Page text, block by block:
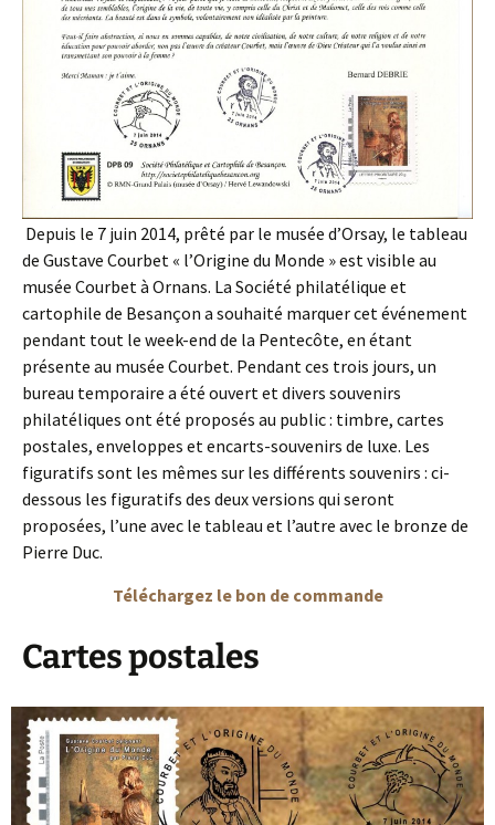
Depuis le 7 juin 2014, prêté par le musée d’Orsay, le tableau
de Gustave Courbet « l’Origine du Monde » est visible au
musée Courbet à Ornans. La Société philatélique et
cartophile de Besançon a souhaité marquer cet événement
pendant tout le week-end de la Pentecôte, en étant
présente au musée Courbet. Pendant ces trois jours, un
bureau temporaire a été ouvert et divers souvenirs
philatéliques ont été proposés au public : timbre, cartes
postales, enveloppes et encarts-souvenirs de luxe. Les
figuratifs sont les mêmes sur les différents souvenirs : ci-
dessous les figuratifs des deux versions qui seront
proposées, l’une avec le tableau et l’autre avec le bronze de
Pierre Duc.
Téléchargez le bon de commande
Cartes postales